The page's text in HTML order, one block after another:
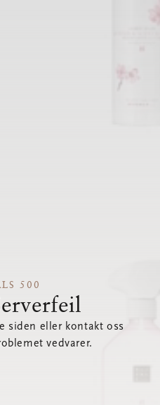
500
siden eller kontakt oss
vedvarer.